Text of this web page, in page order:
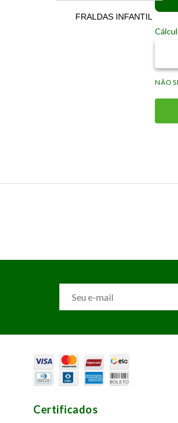
FRALDAS INFANTIL
NÃO
Certificados